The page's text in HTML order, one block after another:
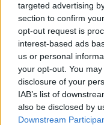
targeted advertising
section to confirm
opt-out request is
interest-based ads
us or personal
your opt-out. You
disclosure of your
IAB’s list of
also be disclosed by
Downstream
2024. február 16. 10:00
Mezőgazdasági
intelligenciával
Mosonmagyaróvár,
részesült
intelligenciával
Széchenyi István
Mosonmagyaróvári
Az autonóm